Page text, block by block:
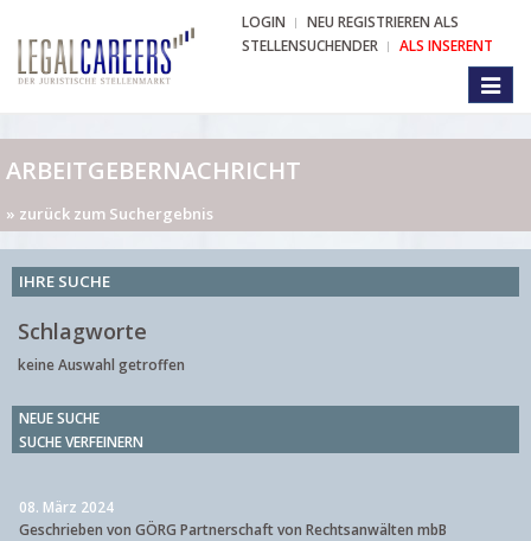
LOGIN
NEU REGISTRIEREN ALS
STELLENSUCHENDER
ALS INSERENT
ARBEITGEBERNACHRICHT
» zurück zum Suchergebnis
IHRE SUCHE
Schlagworte
keine Auswahl getroffen
NEUE SUCHE
SUCHE VERFEINERN
08. März 2024
Geschrieben von GÖRG Partnerschaft von Rechtsanwälten mbB